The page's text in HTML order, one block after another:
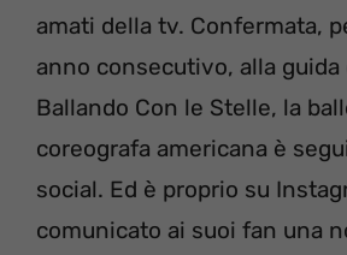
amati della tv. Confermata,
anno consecutivo, alla guida
Ballando Con le Stelle, la
coreografa americana è
social. Ed è proprio su
comunicato ai suoi fan una